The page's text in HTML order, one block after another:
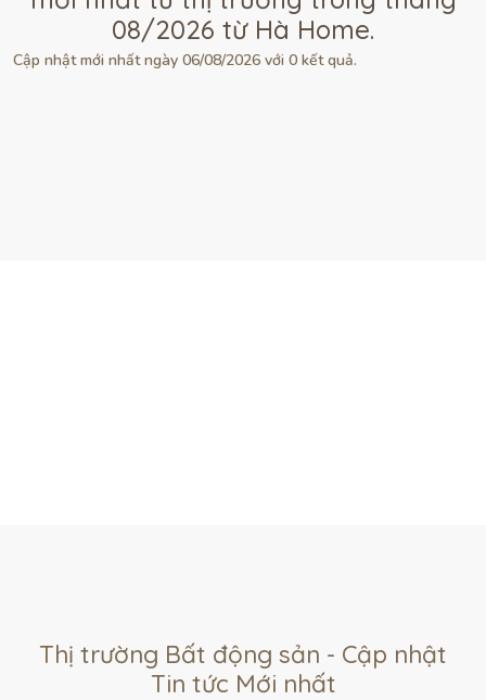
08/2026 từ Hà Home.
Cập nhật mới nhất ngày 06/08/2026 với 0 kết quả.
Thị trường Bất động sản - Cập nhật
Tin tức Mới nhất